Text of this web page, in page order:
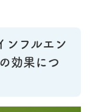
ンフルエン
効果につ